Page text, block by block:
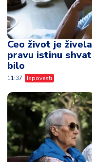
Ceo život je
pravu istinu
bilo
11:37 Ispovesti